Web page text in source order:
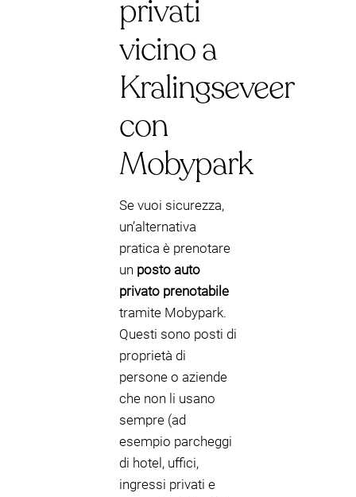
privati
vicino a
Kralingseveer
con
Mobypark
Se vuoi sicurezza,
un’alternativa
pratica è prenotare
un posto auto
privato prenotabile
tramite Mobypark.
Questi sono posti di
proprietà di
persone o aziende
che non li usano
sempre (ad
esempio parcheggi
di hotel, uffici,
ingressi privati e